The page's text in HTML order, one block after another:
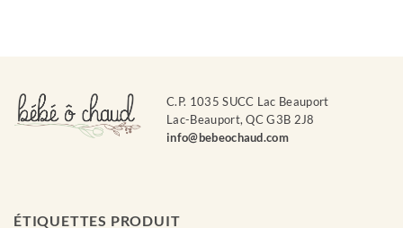
C.P. 1035 SUCC Lac Beauport
Lac-Beauport, QC G3B 2J8
info@bebeochaud.com
ÉTIQUETTES PRODUIT